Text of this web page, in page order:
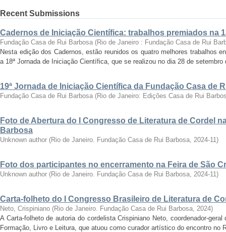
Recent Submissions
Cadernos de Iniciação Científica: trabalhos premiados na
Fundação Casa de Rui Barbosa (Rio de Janeiro : Fundação Casa de Rui
Nesta edição dos Cadernos, estão reunidos os quatro melhores trabalhos
a 18ª Jornada de Iniciação Científica, que se realizou no dia 28 de
19ª Jornada de Iniciação Científica da Fundação Casa de
Fundação Casa de Rui Barbosa (Rio de Janeiro: Edições Casa de Rui
Foto de Abertura do I Congresso de Literatura de Cordel
Barbosa
Unknown author (Rio de Janeiro. Fundação Casa de Rui Barbosa, 2024-11)
Foto dos participantes no encerramento na Feira de São
Unknown author (Rio de Janeiro. Fundação Casa de Rui Barbosa, 2024-11)
Carta-folheto do I Congresso Brasileiro de Literatura de
Neto, Crispiniano (Rio de Janeiro. Fundação Casa de Rui Barbosa, 2024)
A Carta-folheto de autoria do cordelista Crispiniano Neto, coordenador-
Formação, Livro e Leitura, que atuou como curador artístico do encontro no